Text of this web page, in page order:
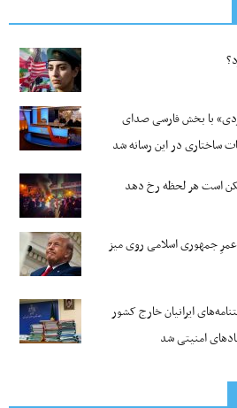
با بخش فارسی صدای
ساختاری در این رسانه شد
است هر لحظه رخ دهد
جمهوری اسلامی روی میز
ایرانیان خارج کشور
امنیتی شد